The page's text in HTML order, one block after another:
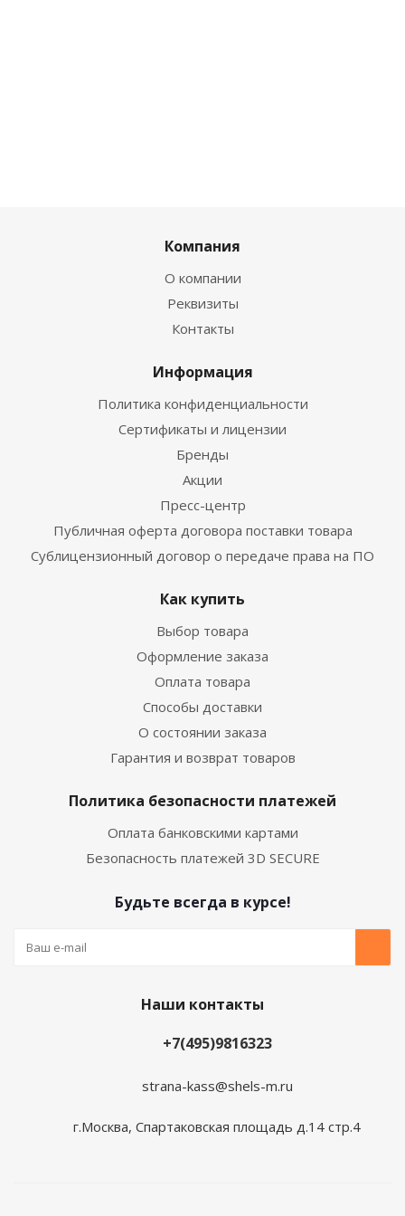
Компания
О компании
Реквизиты
Контакты
Информация
Политика конфиденциальности
Сертификаты и лицензии
Бренды
Акции
Пресс-центр
Публичная оферта договора поставки товара
Сублицензионный договор о передаче права на ПО
Как купить
Выбор товара
Оформление заказа
Оплата товара
Способы доставки
О состоянии заказа
Гарантия и возврат товаров
Политика безопасности платежей
Оплата банковскими картами
Безопасность платежей 3D SECURE
Будьте всегда в курсе!
Наши контакты
+7(495)9816323
strana-kass@shels-m.ru
г.Москва, Спартаковская площадь д.14 стр.4